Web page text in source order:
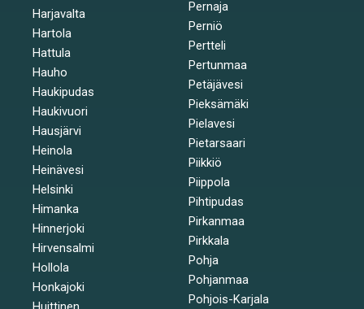
Harjavalta
Hartola
Hattula
Hauho
Haukipudas
Haukivuori
Hausjärvi
Heinola
Heinävesi
Helsinki
Himanka
Hinnerjoki
Hirvensalmi
Hollola
Honkajoki
Pernaja
Perniö
Pertteli
Pertunmaa
Petäjävesi
Pieksämäki
Pielavesi
Pietarsaari
Piikkiö
Piippola
Pihtipudas
Pirkanmaa
Pirkkala
Pohja
Pohjanmaa
Pohjois-Karjala